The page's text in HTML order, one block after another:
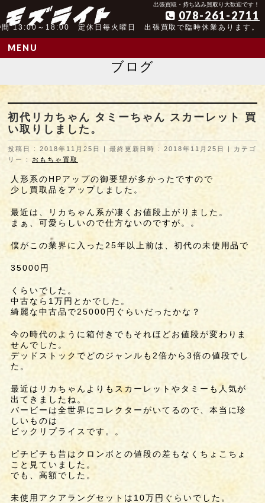
アンティーク玩具取扱歴25年以上の実績 出張買取・持ち込み買取り大歓迎です！
078-261-2711
間 13:00～18:00 定休日毎火曜日 出張買取で臨時休業あります。
MENU
ブログ
初代リカちゃん タミーちゃん スカーレット 買
い取りしました。
投稿日 : 2018年11月25日 最終更新日時 : 2018年11月25日
カテゴ
リー : おもちゃ買取
人形系のHPアップの御要望が多かったですので
少し買取品をアップしました。
最近は、リカちゃん系が凄くお値段上がりました。
まぁ、可愛らしいので仕方ないのですが。。
僕がこの業界に入った25年以上前は、初代の未使用品で
35000円
くらいでした。
中古なら1万円とかでした。
綺麗な中古品で25000円ぐらいだったかな？
今の時代のように箱付きでもそれほどお値段が変わりま
せんでした。
デッドストックでどのジャンルも2倍から3倍の値段でし
た。
最近はリカちゃんよりもスカーレットやタミーも人気が
出てきましたね。
バービーは全世界にコレクターがいてるので、本当に珍
しいものは
ビックリプライスです。。
ピチピチも昔はクロンボとの値段の差もなくちょこちょ
こと見ていました。
でも、高額でした。
未使用アクアラングセットは10万円ぐらいでした。